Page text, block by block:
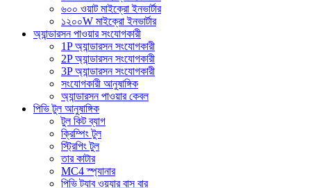
৬০০ ওয়াট মাইক্রো ইনভার্টার
১২০০W মাইক্রো ইনভার্টার
অ্যান্ডারসন পাওয়ার সংযোগকারী
1P অ্যান্ডারসন সংযোগকারী
2P অ্যান্ডারসন সংযোগকারী
3P অ্যান্ডারসন সংযোগকারী
সংযোগকারী আনুষাঙ্গিক
অ্যান্ডারসন পাওয়ার কেবল
পিভি টুল আনুষাঙ্গিক
টুল কিট ব্যাগ
ক্রিম্পিং টুল
স্ট্রিপিং টুল
তার কাটার
MC4 স্প্যানার
পিভি ট্যাব ওয়্যার বাস বার